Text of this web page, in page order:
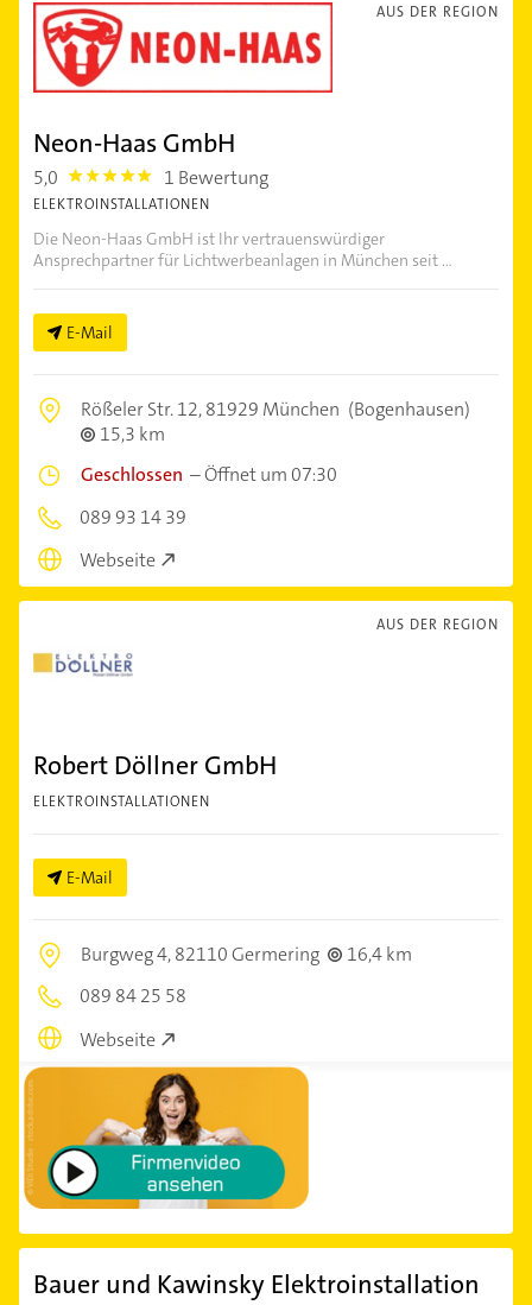
AUS DER REGION
Neon-Haas GmbH
5,0 5.0 1 Bewertung
ELEKTROINSTALLATIONEN
Die Neon-Haas GmbH ist Ihr vertrauenswürdiger
Ansprechpartner für Lichtwerbeanlagen in München seit ...
E-Mail
Rößeler Str. 12,81929 München (Bogenhausen)
15,3 km
Geschlossen –Öffnet um 07:30
089 93 14 39
Webseite
AUS DER REGION
Robert Döllner GmbH
ELEKTROINSTALLATIONEN
E-Mail
Burgweg 4,82110 Germering
16,4 km
089 84 25 58
Webseite
Bauer und Kawinsky Elektroinstallation